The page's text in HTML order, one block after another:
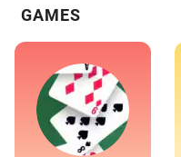
GAMES